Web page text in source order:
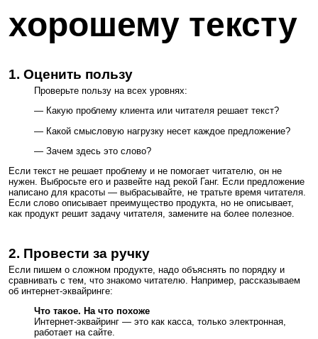
хорошему тексту
1. Оценить пользу
Проверьте пользу на всех уровнях:
— Какую проблему клиента или читателя решает текст?
— Какой смысловую нагрузку несет каждое предложение?
— Зачем здесь это слово?
Если текст не решает проблему и не помогает читателю, он не
нужен. Выбросьте его и развейте над рекой Ганг. Если предложение
написано для красоты — выбрасывайте, не тратьте время читателя.
Если слово описывает преимущество продукта, но не описывает,
как продукт решит задачу читателя, замените на более полезное.
2. Провести за ручку
Если пишем о сложном продукте, надо объяснять по порядку и
сравнивать с тем, что знакомо читателю. Например, рассказываем
об интернет-эквайринге:
Что такое. На что похоже
Интернет-эквайринг — это как касса, только электронная,
работает на сайте.